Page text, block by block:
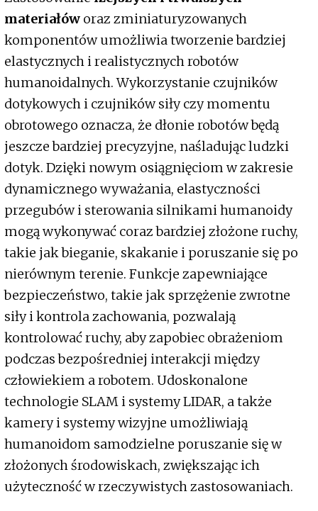
materiałów oraz zminiaturyzowanych
komponentów umożliwia tworzenie bardziej
elastycznych i realistycznych robotów
humanoidalnych. Wykorzystanie czujników
dotykowych i czujników siły czy momentu
obrotowego oznacza, że dłonie robotów będą
jeszcze bardziej precyzyjne, naśladując ludzki
dotyk. Dzięki nowym osiągnięciom w zakresie
dynamicznego wyważania, elastyczności
przegubów i sterowania silnikami humanoidy
mogą wykonywać coraz bardziej złożone ruchy,
takie jak bieganie, skakanie i poruszanie się po
nierównym terenie. Funkcje zapewniające
bezpieczeństwo, takie jak sprzężenie zwrotne
siły i kontrola zachowania, pozwalają
kontrolować ruchy, aby zapobiec obrażeniom
podczas bezpośredniej interakcji między
człowiekiem a robotem. Udoskonalone
technologie SLAM i systemy LIDAR, a także
kamery i systemy wizyjne umożliwiają
humanoidom samodzielne poruszanie się w
złożonych środowiskach, zwiększając ich
użyteczność w rzeczywistych zastosowaniach.